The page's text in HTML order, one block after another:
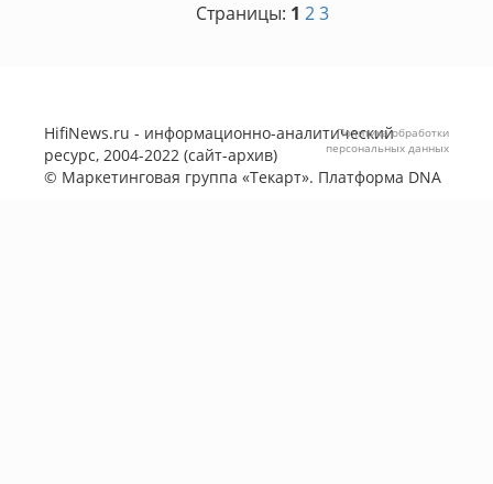
Страницы: 1 23
HifiNews.ru - информационно-аналитический
ресурс, 2004-2022 (сайт-архив)
© Маркетинговая группа «Текарт». Платформа DNA
Политика обработки
персональных данных